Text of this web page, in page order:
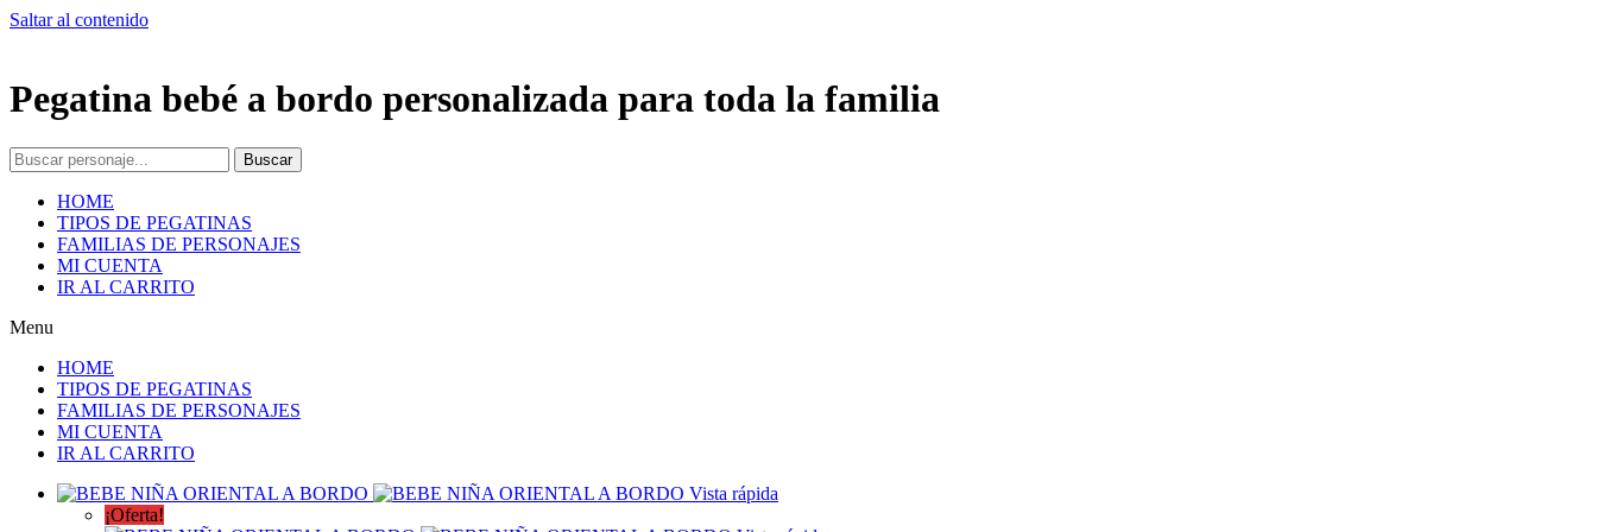
Saltar al contenido
Pegatina bebé a bordo personalizada para toda la familia
Buscar
HOME
TIPOS DE PEGATINAS
FAMILIAS DE PERSONAJES
MI CUENTA
IR AL CARRITO
Menu
HOME
TIPOS DE PEGATINAS
FAMILIAS DE PERSONAJES
MI CUENTA
IR AL CARRITO
Vista rápida
¡Oferta!